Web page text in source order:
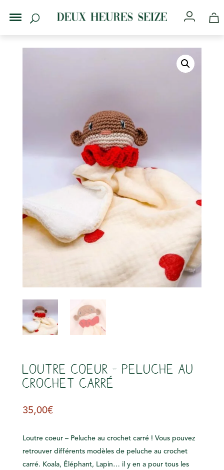
Loutre coeur – Peluche au
crochet carré
35,00€
Loutre coeur – Peluche au crochet carré ! Vous pouvez
retrouver différentsmodèles de peluche au crochet
carré. Koala, Éléphant, Lapin… il y en a pour tous les